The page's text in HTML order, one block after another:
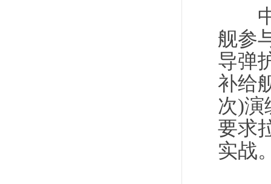
中
舰参
导弹
补给
次)演
要求
实战